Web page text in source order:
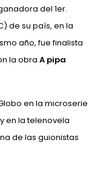
del 1er.
de su país, en la
año, fue finalista
la obra A pipa
en la microserie
en la telenovela
de las guionistas